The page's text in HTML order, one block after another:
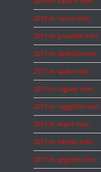
2018 m. sausio mėn.
2017 m. gruodžio mėn.
2017 m. lapkričio mėn.
2017 m. spalio mėn.
2017 m. rugsėjo mėn.
2017 m. rugpjūčio mėn.
2017 m. liepos mėn.
2017 m. birželio mėn.
2017 m. gegužės mėn.